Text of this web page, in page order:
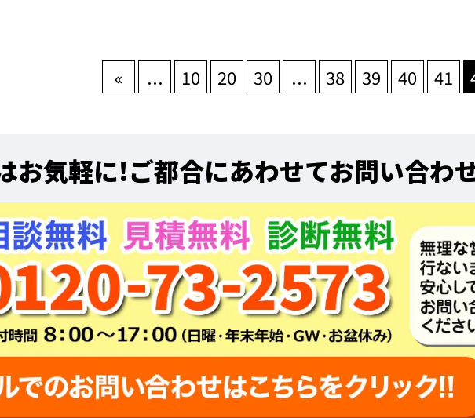
« ... 10 20 30 ... 38 39 40 41
お気軽に!ご都合にあわせてお問い合わ